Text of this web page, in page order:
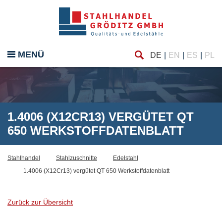
MENÜ DE EN ES PL
1.4006 (X12CR13) VERGÜTET QT
650 WERKSTOFFDATENBLATT
Stahlhandel Stahlzuschnitte
Edelstahl
1.4006 (X12Cr13) vergütet QT 650 Werkstoffdatenblatt
Zurück zur Übersicht